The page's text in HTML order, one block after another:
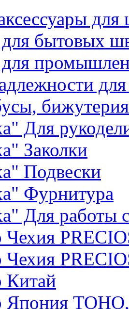
бытовых
бижутерия
Для
Заколки
Подвески
Фурнитура
Для работы
Чехия
Чехия
Китай
Япония